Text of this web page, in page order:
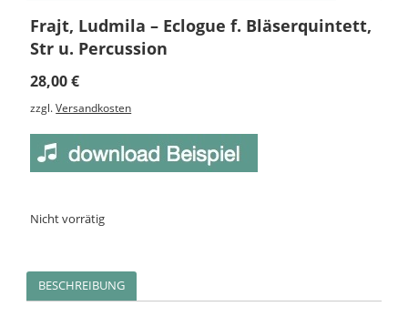
Frajt, Ludmila – Eclogue f. Bläserquintett,
Str u. Percussion
28,00€
zzgl.Versandkosten
Nicht vorrätig
BESCHREIBUNG